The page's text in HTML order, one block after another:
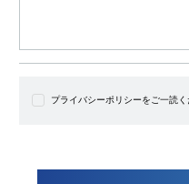
プライバシーポリシーをご一読く